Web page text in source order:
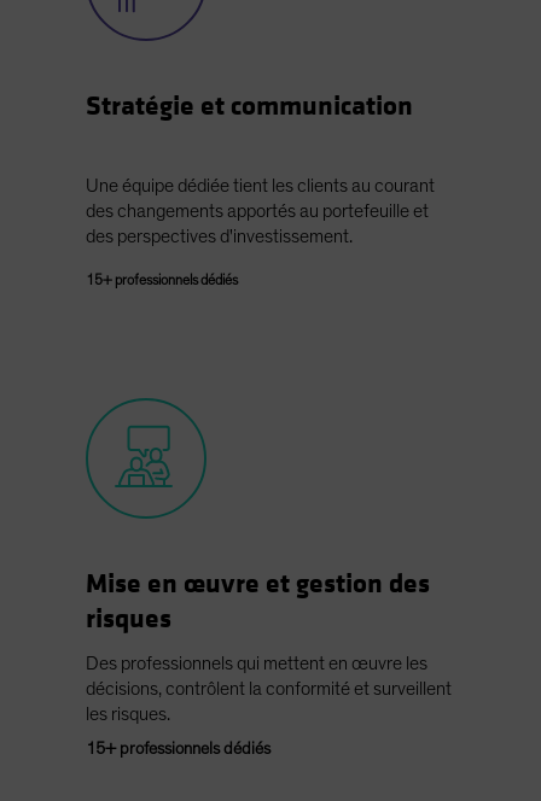
Stratégie et communication
Une équipe dédiée tient les clients au courant
des changements apportés au portefeuille et
des perspectives d'investissement.
15+ professionnels dédiés
Mise en œuvre et gestion des
risques
Des professionnels qui mettent en œuvre les
décisions, contrôlent la conformité et surveillent
les risques.
15+ professionnels dédiés